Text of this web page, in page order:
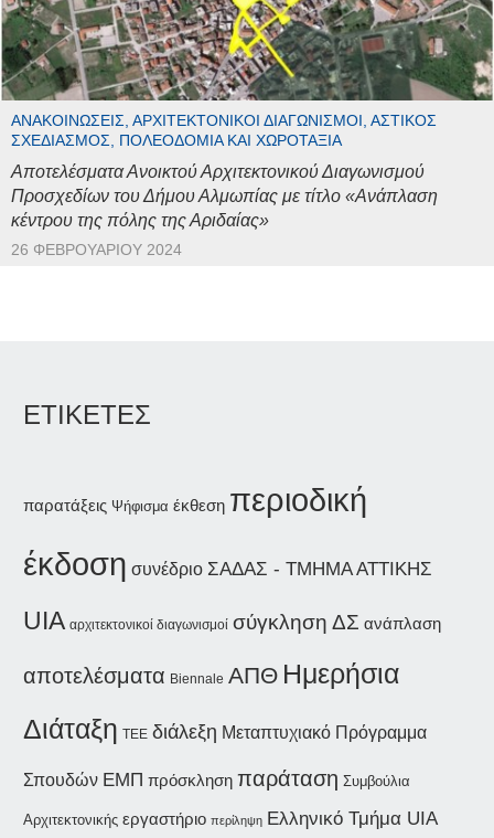
ΑΝΑΚΟΙΝΏΣΕΙΣ, ΑΡΧΙΤΕΚΤΟΝΙΚΟΊ ΔΙΑΓΩΝΙΣΜΟΊ, ΑΣΤΙΚΌΣ
ΣΧΕΔΙΑΣΜΌΣ, ΠΟΛΕΟΔΟΜΊΑ ΚΑΙ ΧΩΡΟΤΑΞΊΑ
Αποτελέσματα Ανοικτού Αρχιτεκτονικού Διαγωνισμού
Προσχεδίων του Δήμου Αλμωπίας με τίτλο «Ανάπλαση
κέντρου της πόλης της Αριδαίας»
26 ΦΕΒΡΟΥΑΡΊΟΥ 2024
ΕΤΙΚΕΤΕΣ
παρατάξεις Ψήφισμα έκθεση περιοδική
έκδοση συνέδριο ΣΑΔΑΣ - ΤΜΗΜΑ ΑΤΤΙΚΗΣ
UIA αρχιτεκτονικοί διαγωνισμοί σύγκληση ΔΣ ανάπλαση
αποτελέσματα Biennale ΑΠΘ Ημερήσια
Διάταξη ΤΕΕ διάλεξη Μεταπτυχιακό Πρόγραμμα
Σπουδών ΕΜΠ πρόσκληση παράταση Συμβούλια
Αρχιτεκτονικής εργαστήριο περίληψη Ελληνικό Τμήμα UIA